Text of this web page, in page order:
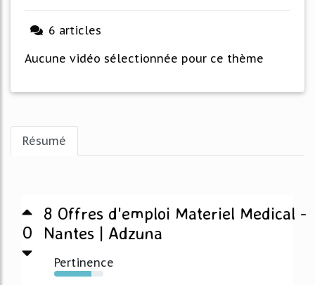
6 articles
Aucune vidéo sélectionnée pour ce thème
Résumé
0
8 Offres d'emploi Materiel Medical -
Nantes | Adzuna
Pertinence
76%